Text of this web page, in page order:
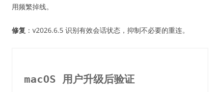
用频繁掉线。
修复 ：v2026.6.5 识别有效会话状态，抑制不必要的重连。
macOS 用户升级后验证